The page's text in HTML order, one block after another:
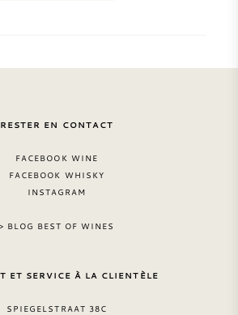
RESTER EN CONTACT
FACEBOOK WINE
FACEBOOK WHISKY
INSTAGRAM
> BLOG BEST OF WINES
ET SERVICE À LA CLIENTÈLE
SPIEGELSTRAAT 38C